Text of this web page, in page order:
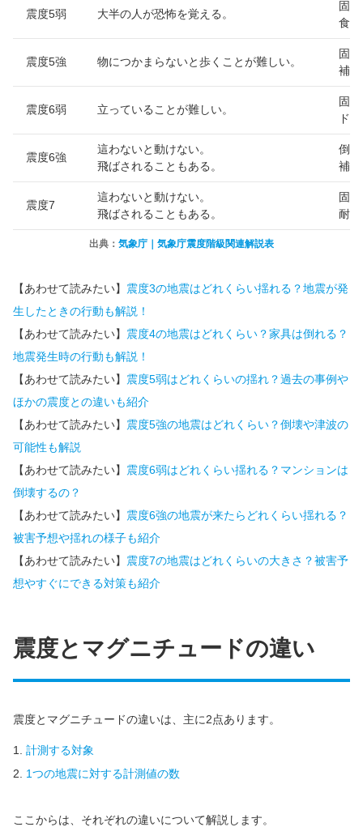
震度5弱 大半の人が恐怖を覚える。
固
食
震度5強 物につかまらないと歩くことが難しい。
固
補
震度6弱 立っていることが難しい。
固
ド
震度6強
這わないと動けない。
飛ばされることもある。
倒
補
震度7
這わないと動けない。
飛ばされることもある。
固
耐
出典： 気象庁｜気象庁震度階級関連解説表
【あわせて読みたい】 震度3の地震はどれくらい揺れる？地震が発
生したときの行動も解説！
【あわせて読みたい】 震度4の地震はどれくらい？家具は倒れる？
地震発生時の行動も解説！
【あわせて読みたい】 震度5弱はどれくらいの揺れ？過去の事例や
ほかの震度との違いも紹介
【あわせて読みたい】 震度5強の地震はどれくらい？倒壊や津波の
可能性も解説
【あわせて読みたい】 震度6弱はどれくらい揺れる？マンションは
倒壊するの？
【あわせて読みたい】 震度6強の地震が来たらどれくらい揺れる？
被害予想や揺れの様子も紹介
【あわせて読みたい】 震度7の地震はどれくらいの大きさ？被害予
想やすぐにできる対策も紹介
震度とマグニチュードの違い
震度とマグニチュードの違いは、主に2点あります。
計測する対象
1つの地震に対する計測値の数
ここからは、それぞれの違いについて解説します。